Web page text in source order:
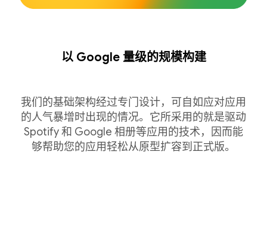
以 Google 量级的规模构建
我们的基础架构经过专门设计，可自如应对应用
的人气暴增时出现的情况。它所采用的就是驱动
Spotify 和 Google 相册等应用的技术，因而能
够帮助您的应用轻松从原型扩容到正式版。